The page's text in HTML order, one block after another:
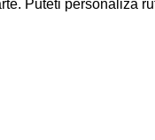
Puteti personaliza